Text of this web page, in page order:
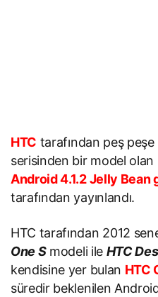
HTC tarafından peş
serisinden bir model olan
Android 4.1.2 Jelly Bean
tarafından yayınlandı.
HTC tarafından 2012
One Smodeli ile HTC
kendisine yer bulan HTC
süredir beklenilen